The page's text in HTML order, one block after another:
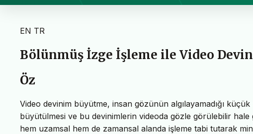
EN TR
Bölünmüş İzge İşleme ile Video
Öz
Video devinim büyütme, insan gözünün algılayamadığı
büyütülmesi ve bu devinimlerin videoda gözle görülebilir
hem uzamsal hem de zamansal alanda işleme tabi tutarak